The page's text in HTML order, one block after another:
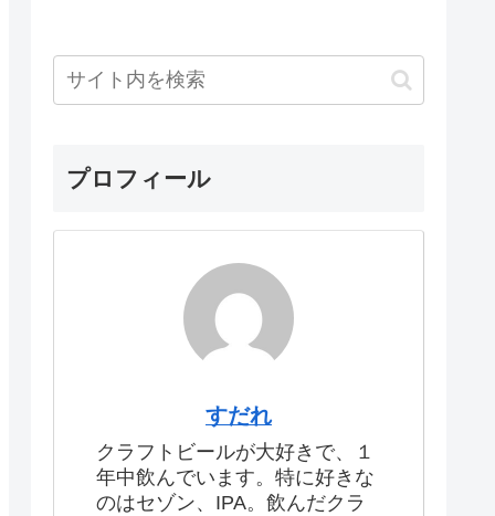
プロフィール
すだれ
クラフトビールが大好きで、１
年中飲んでいます。特に好きな
のはセゾン、IPA。飲んだクラ